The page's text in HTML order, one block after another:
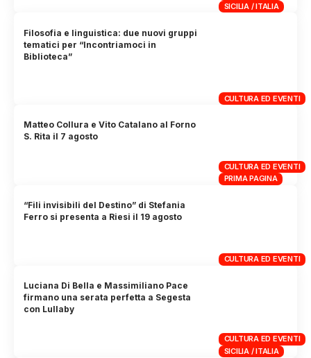
SICILIA / ITALIA
CULTURA ED EVENTI
Filosofia e linguistica: due nuovi gruppi
tematici per “Incontriamoci in
Biblioteca”
CULTURA ED EVENTI
PRIMA PAGINA
Matteo Collura e Vito Catalano al Forno
S. Rita il 7 agosto
CULTURA ED EVENTI
“Fili invisibili del Destino” di Stefania
Ferro si presenta a Riesi il 19 agosto
CULTURA ED EVENTI
SICILIA / ITALIA
Luciana Di Bella e Massimiliano Pace
firmano una serata perfetta a Segesta
con Lullaby